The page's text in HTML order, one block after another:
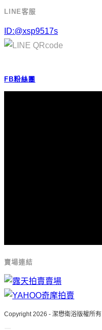
LINE客服
ID:@xsp9517s
FB粉絲團
賣場連結
Copyright 2026 - 潔懋衛浴版權所有